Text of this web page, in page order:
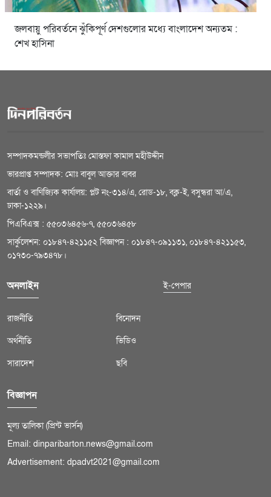
জলবায়ু পরিবর্তনে ঝুঁকিপূর্ণ দেশগুলোর মধ্যে বাংলাদেশ অন্যতম :
শেখ হাসিনা
সম্পাদকমন্ডলীর সভাপতিঃ মোস্তফা কামাল মহীউদ্দীন
ভারপ্রাপ্ত সম্পাদক: মোঃ বাবুল আক্তার বাবর
বার্তা ও বাণিজ্যিক কার্যালয়: প্লট নং-৩১৪/এ, রোড-১৮, বক্ল-ই, বসুন্ধরা আ/এ,
ঢাকা-১২২৯।
পিএবিএক্স : ৫৫০৩৬৪৫৬-৭, ৫৫০৩৬৪৫৮
সার্কুলেশন: ০১৮৪৭-৪২১১৫২ বিজ্ঞাপন : ০১৮৪৭-০৯১১৩১, ০১৮৪৭-৪২১১৫৩,
০১৭৩০-৭৯৩৪৭৮।
অনলাইন ই-পেপার
রাজনীতি
অর্থনীতি
সারাদেশ
বিনোদন
ভিডিও
ছবি
বিজ্ঞাপন
মূল্য তালিকা (প্রিন্ট ভার্সন)
Email: dinparibarton.news@gmail.com
Advertisement: dpadvt2021@gmail.com